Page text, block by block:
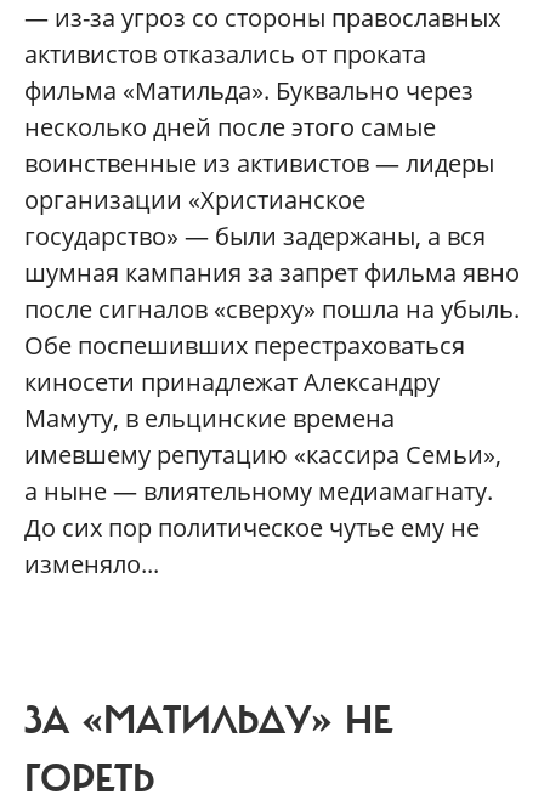
— из-за угроз со стороны православных
активистов отказались от проката
фильма «Матильда». Буквально через
несколько дней после этого самые
воинственные из активистов — лидеры
организации «Христианское
государство» — были задержаны, а вся
шумная кампания за запрет фильма явно
после сигналов «сверху» пошла на убыль.
Обе поспешивших перестраховаться
киносети принадлежат Александру
Мамуту, в ельцинские времена
имевшему репутацию «кассира Семьи»,
а ныне — влиятельному медиамагнату.
До сих пор политическое чутье ему не
изменяло...
ЗА «МАТИЛЬДУ» НЕ
ГОРЕТЬ